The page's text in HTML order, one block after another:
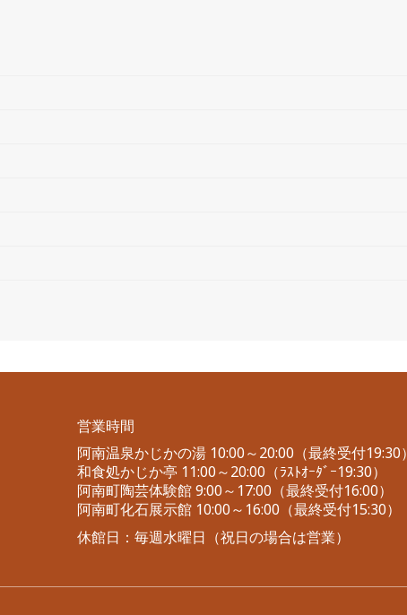
営業時間
阿南温泉かじかの湯 10:00～20:00（最終受付19:30）
和食処かじか亭 11:00～20:00（ﾗｽﾄｵｰﾀﾞｰ19:30）
阿南町陶芸体験館 9:00～17:00（最終受付16:00）
阿南町化石展示館 10:00～16:00（最終受付15:30）
休館日：毎週水曜日（祝日の場合は営業）